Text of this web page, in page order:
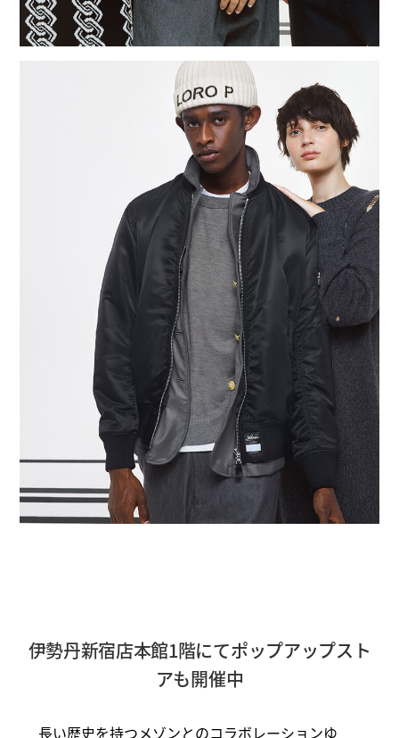
伊勢丹新宿店本館1階にてポップアップスト
アも開催中
長い歴史を持つメゾンとのコラボレーションゆ